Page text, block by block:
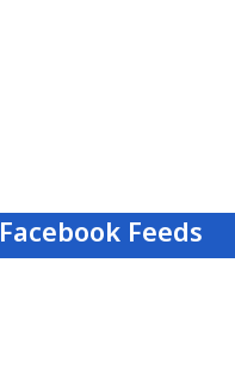
Facebook Feeds